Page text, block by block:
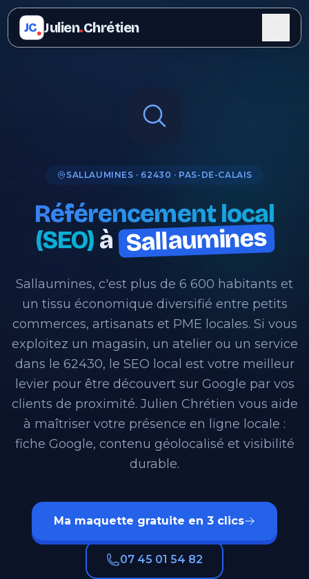
JC Julien.Chrétien
SALLAUMINES · 62430 · PAS-DE-CALAIS
Référencement local
(SEO) à Sallaumines
Sallaumines, c'est plus de 6 600 habitants et
un tissu économique diversifié entre petits
commerces, artisanats et PME locales. Si vous
exploitez un magasin, un atelier ou un service
dans le 62430, le SEO local est votre meilleur
levier pour être découvert sur Google par vos
clients de proximité. Julien Chrétien vous aide
à maîtriser votre présence en ligne locale :
fiche Google, contenu géolocalisé et visibilité
durable.
Ma maquette gratuite en 3 clics
07 45 01 54 82